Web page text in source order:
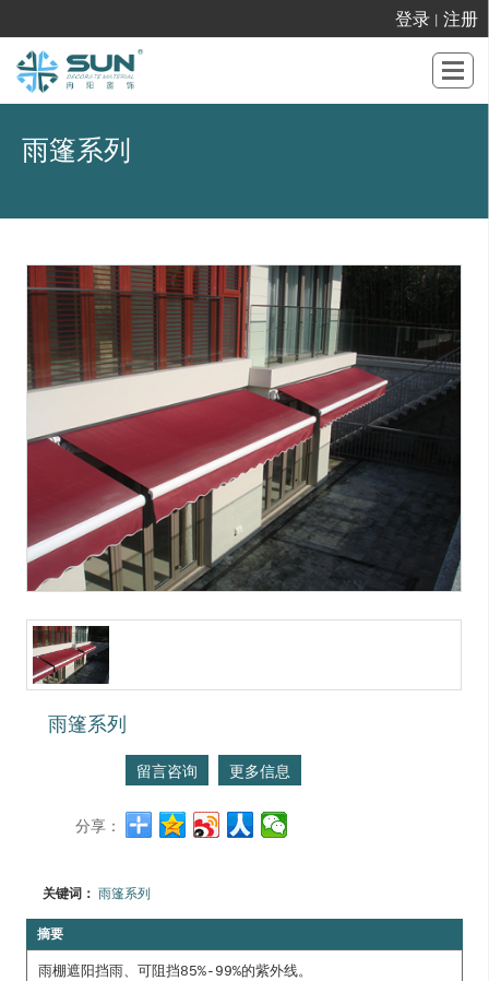
很遗憾，因您的浏览器版本过低导致无法获得最佳浏览体验，推荐下载安装谷歌浏览器！
登录 丨 注册
雨篷系列
雨篷系列
留言咨询 更多信息
分享：
关键词：雨篷系列
摘要
雨棚遮阳挡雨、可阻挡85%-99%的紫外线。